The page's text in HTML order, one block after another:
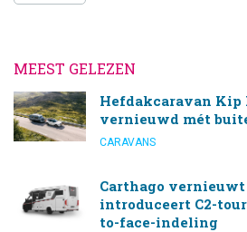
MEEST GELEZEN
Hefdakcaravan
vernieuwd mét
CARAVANS
Carthago
introduceert C2-
to-face-indeling